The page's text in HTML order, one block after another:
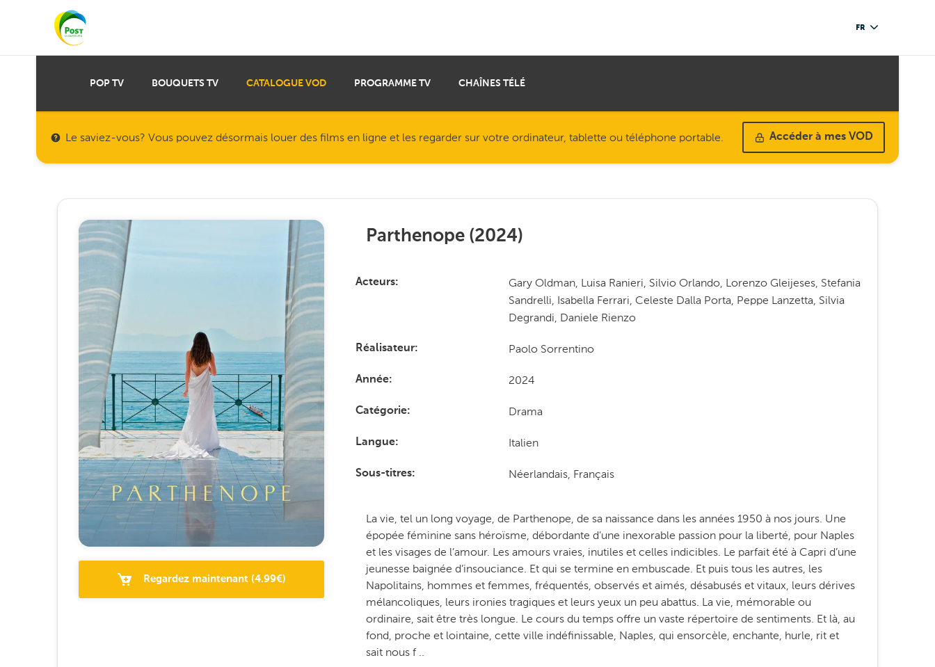
FR
POP TV BOUQUETS TV CATALOGUE VOD PROGRAMME TV CHAÎNES TÉLÉ
Le saviez-vous? Vous pouvez désormais louer des films en ligne et les regarder sur votre ordinateur, tablette ou téléphone portable. Accéder à mes VOD
Regardez maintenant (4.99€)
Parthenope (2024)
Acteurs
Gary Oldman, Luisa Ranieri, Silvio Orlando, Lorenzo Gleijeses, Stefania
Sandrelli, Isabella Ferrari, Celeste Dalla Porta, Peppe Lanzetta, Silvia
Degrandi, Daniele Rienzo
Réalisateur Paolo Sorrentino
Année 2024
Catégorie Drama
Langue Italien
Sous-titres Néerlandais, Français
La vie, tel un long voyage, de Parthenope, de sa naissance dans les années 1950 à nos jours. Une
épopée féminine sans héroïsme, débordante d’une inexorable passion pour la liberté, pour Naples
et les visages de l’amour. Les amours vraies, inutiles et celles indicibles. Le parfait été à Capri d’une
jeunesse baignée d’insouciance. Et qui se termine en embuscade. Et puis tous les autres, les
Napolitains, hommes et femmes, fréquentés, observés et aimés, désabusés et vitaux, leurs dérives
mélancoliques, leurs ironies tragiques et leurs yeux un peu abattus. La vie, mémorable ou
ordinaire, sait être très longue. Le cours du temps offre un vaste répertoire de sentiments. Et là, au
fond, proche et lointaine, cette ville indéfinissable, Naples, qui ensorcèle, enchante, hurle, rit et
sait nous f ..